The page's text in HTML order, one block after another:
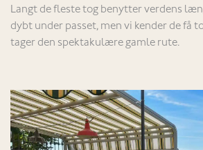
Langt de fleste tog benytter verdens
dybt under passet, men vi kender de få
tager den spektakulære gamle rute.